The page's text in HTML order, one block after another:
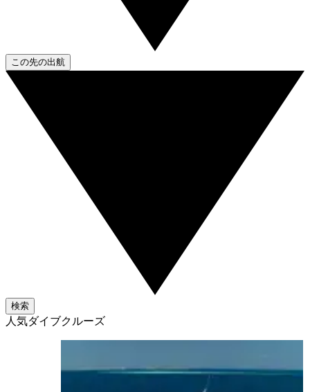
この先の出航
検索
人気ダイブクルーズ